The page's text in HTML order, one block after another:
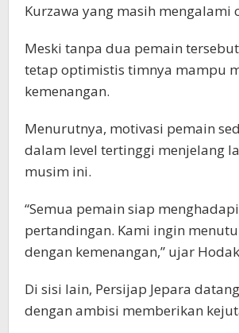
Kurzawa yang masih mengalami
Meski tanpa dua pemain
tetap optimistis timnya mampu
kemenangan.
Menurutnya, motivasi pemain
dalam level tertinggi menjelang
musim ini.
“Semua pemain siap menghadapi
pertandingan. Kami ingin
dengan kemenangan,” ujar
Di sisi lain, Persijap Jepara
dengan ambisi memberikan